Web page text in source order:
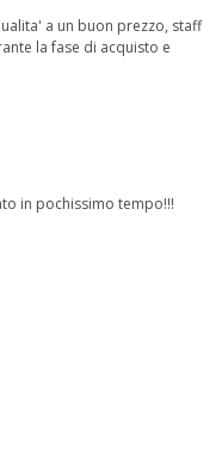
a un buon prezzo, staff
la fase di acquisto e
in pochissimo tempo!!!